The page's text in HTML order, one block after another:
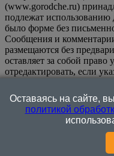
(www.gorodche.ru)
подлежат
было форме без
Сообщения и
размещаются без
оставляет за собой право
отредактировать, если
или нарушением иных
информационном
технологии
информации на основе
сведений, относящихся к
"Интернет", находящихся
Оставаясь на сайте,
политикой